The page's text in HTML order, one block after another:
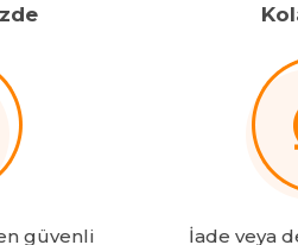
güvenli
İade veya